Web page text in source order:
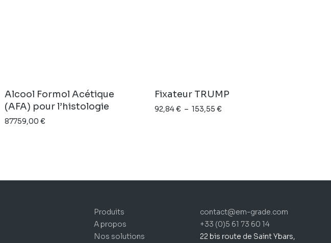
Alcool Formol Acétique
(AFA) pour l’histologie
87759,00 €
Fixateur TRUMP
92,84€ – 153,55€
Produits
A propos
Nos solutions
contact@em-grade.com
+33 (0)5 61 73 60 14
22 bis route de Saint Ybars,